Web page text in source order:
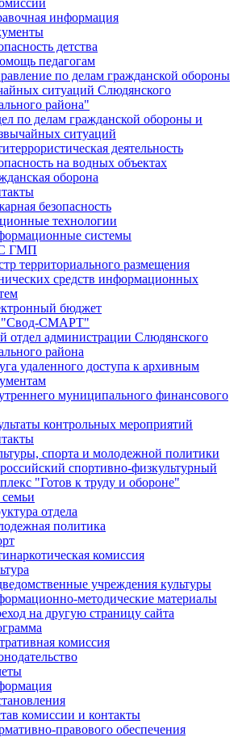
информация
детства
педагогам
по делам гражданской обороны
ситуаций Слюдянского
района"
по делам гражданской обороны и
ситуаций
деятельность
на водных объектах
оборона
безопасность
технологии
системы
ГМП
территориального размещения
средств информационных
бюджет
СМАРТ"
отдел администрации Слюдянского
района
удаленного доступа к архивным
муниципального финансового
контрольных мероприятий
спорта и молодежной политики
спортивно-физкультурный
"Готов к труду и обороне"
отдела
политика
комиссия
учреждения культуры
методические материалы
на другую страницу сайта
комиссия
комиссии и контакты
правового обеспечения